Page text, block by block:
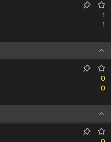
1
11
1
0
0
0
0
0